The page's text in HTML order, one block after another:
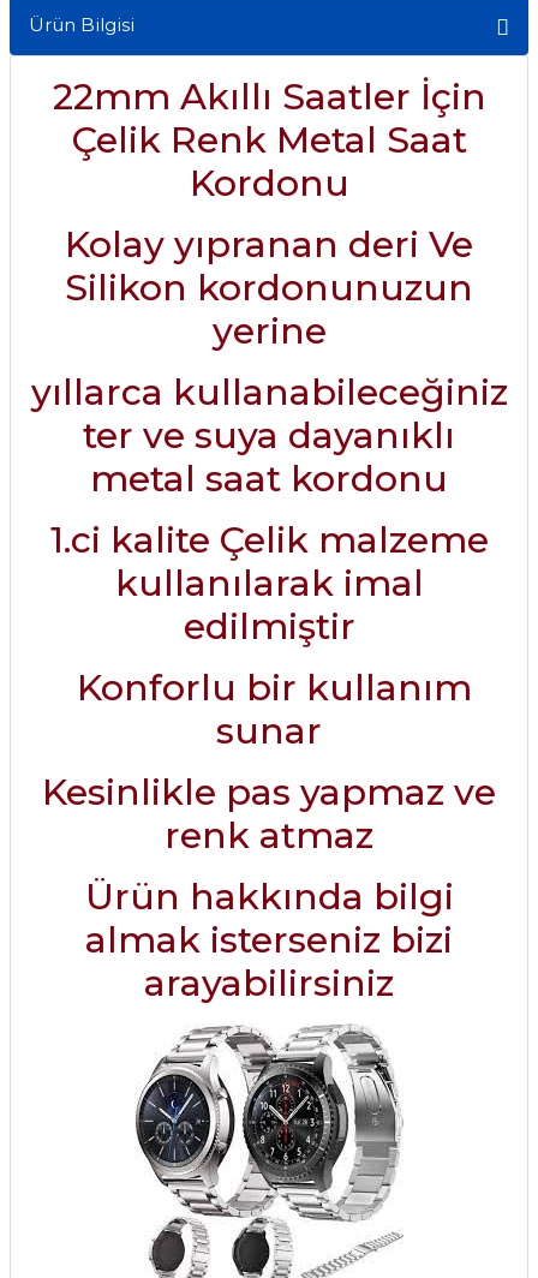
Ürün Bilgisi
22mm Akıllı Saatler İçin
Çelik Renk Metal Saat
Kordonu
Kolay yıpranan deri Ve
Silikon kordonunuzun
yerine
yıllarca kullanabileceğiniz
ter ve suya dayanıklı
metal saat kordonu
1.ci kalite Çelik malzeme
kullanılarak imal
edilmiştir
Konforlu bir kullanım
sunar
Kesinlikle pas yapmaz ve
renk atmaz
Ürün hakkında bilgi
almak isterseniz bizi
arayabilirsiniz